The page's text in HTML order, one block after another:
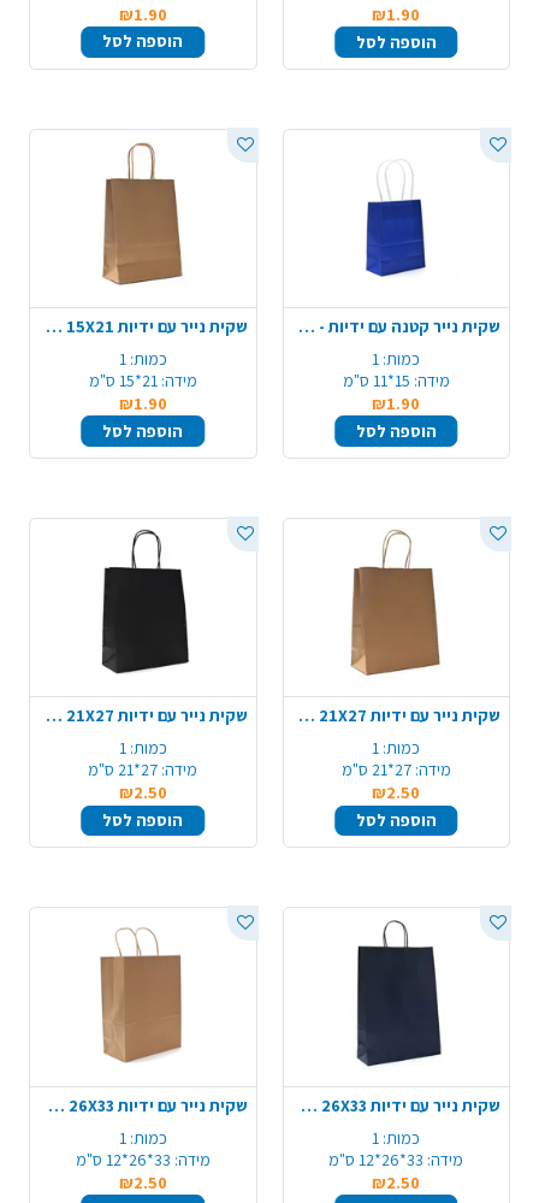
₪1.90
הוספה לסל
₪1.90
הוספה לסל
שקית נייר קטנה עם ידיות - כחול
כמות: 1
מידה: 15*11 ס"מ
₪1.90
הוספה לסל
שקית נייר עם ידיות 15X21 ס"מ - טבעי
כמות: 1
מידה: 21*15 ס"מ
₪1.90
הוספה לסל
שקית נייר עם ידיות 21X27 ס"מ - טבעי
כמות: 1
מידה: 27*21 ס"מ
₪2.50
הוספה לסל
שקית נייר עם ידיות 21X27 ס"מ - שחור
כמות: 1
מידה: 27*21 ס"מ
₪2.50
הוספה לסל
שקית נייר עם ידיות 26X33 ס"מ - שחור
כמות: 1
מידה: 33*26*12 ס"מ
₪2.50
שקית נייר עם ידיות 26X33 ס"מ - טבעי
כמות: 1
מידה: 33*26*12 ס"מ
₪2.50